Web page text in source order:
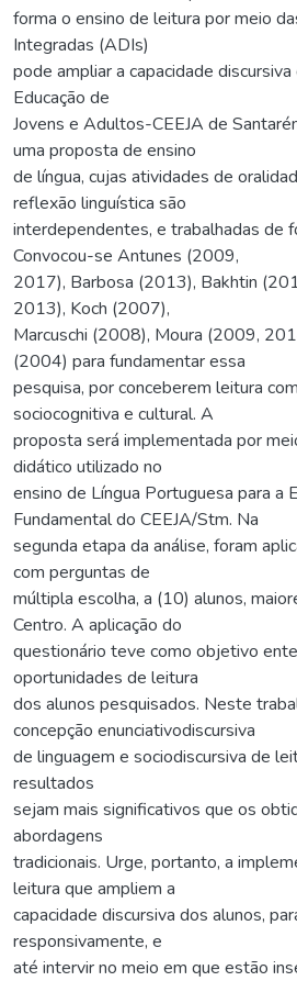
forma o ensino de leitura por meio
Integradas (ADIs)
pode ampliar a capacidade
Educação de
Jovens e Adultos-CEEJA de
uma proposta de ensino
de língua, cujas atividades de
reflexão linguística são
interdependentes, e trabalhadas de
Convocou-se Antunes (2009,
2017), Barbosa (2013), Bakhtin
2013), Koch (2007),
Marcuschi (2008), Moura (2009,
(2004) para fundamentar essa
pesquisa, por conceberem leitura
sociocognitiva e cultural. A
proposta será implementada por
didático utilizado no
ensino de Língua Portuguesa para a
Fundamental do CEEJA/Stm. Na
segunda etapa da análise, foram
com perguntas de
múltipla escolha, a (10) alunos,
Centro. A aplicação do
questionário teve como objetivo
oportunidades de leitura
dos alunos pesquisados. Neste
concepção enunciativodiscursiva
de linguagem e sociodiscursiva de
resultados
sejam mais significativos que os
abordagens
tradicionais. Urge, portanto, a
leitura que ampliem a
capacidade discursiva dos alunos,
responsivamente, e
até intervir no meio em que estão